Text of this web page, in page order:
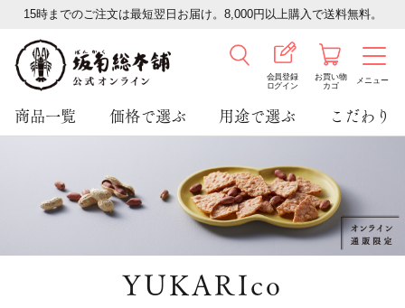
15時までのご注文は最短翌日お届け。8,000円以上購入で送料無料。
会員登録
ログイン
お買い物
カゴ
メニュー
商品一覧 価格で選ぶ 用途で選ぶ こだわり
YUKARIco